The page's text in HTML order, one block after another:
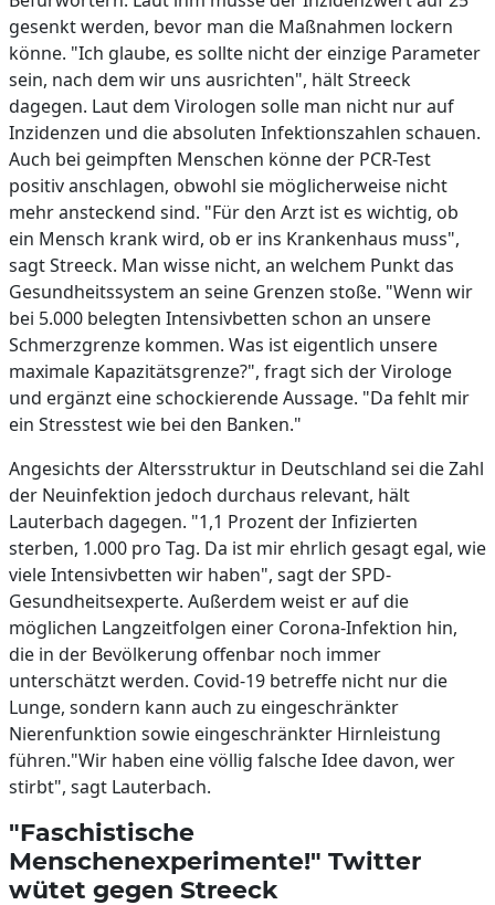
gesenkt werden, bevor man die Maßnahmen lockern
könne. "Ich glaube, es sollte nicht der einzige Parameter
sein, nach dem wir uns ausrichten", hält Streeck
dagegen. Laut dem Virologen solle man nicht nur auf
Inzidenzen und die absoluten Infektionszahlen schauen.
Auch bei geimpften Menschen könne der PCR-Test
positiv anschlagen, obwohl sie möglicherweise nicht
mehr ansteckend sind. "Für den Arzt ist es wichtig, ob
ein Mensch krank wird, ob er ins Krankenhaus muss",
sagt Streeck. Man wisse nicht, an welchem Punkt das
Gesundheitssystem an seine Grenzen stoße. "Wenn wir
bei 5.000 belegten Intensivbetten schon an unsere
Schmerzgrenze kommen. Was ist eigentlich unsere
maximale Kapazitätsgrenze?", fragt sich der Virologe
und ergänzt eine schockierende Aussage. "Da fehlt mir
ein Stresstest wie bei den Banken."
Angesichts der Altersstruktur in Deutschland sei die Zahl
der Neuinfektion jedoch durchaus relevant, hält
Lauterbach dagegen. "1,1 Prozent der Infizierten
sterben, 1.000 pro Tag. Da ist mir ehrlich gesagt egal, wie
viele Intensivbetten wir haben", sagt der SPD-
Gesundheitsexperte. Außerdem weist er auf die
möglichen Langzeitfolgen einer Corona-Infektion hin,
die in der Bevölkerung offenbar noch immer
unterschätzt werden. Covid-19 betreffe nicht nur die
Lunge, sondern kann auch zu eingeschränkter
Nierenfunktion sowie eingeschränkter Hirnleistung
führen."Wir haben eine völlig falsche Idee davon, wer
stirbt", sagt Lauterbach.
"Faschistische
Menschenexperimente!" Twitter
wütet gegen Streeck